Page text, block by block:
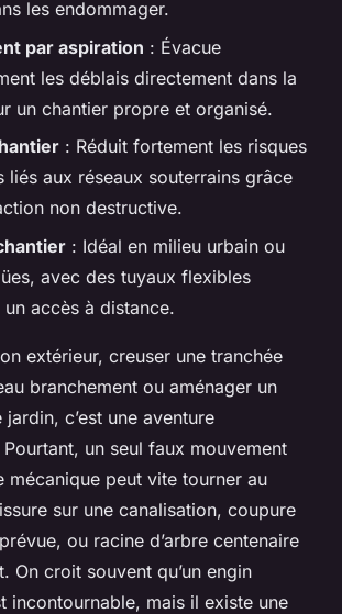
les endommager.
par aspiration : Évacue
les déblais directement dans la
un chantier propre et organisé.
: Réduit fortement les risques
liés aux réseaux souterrains grâce
non destructive.
: Idéal en milieu urbain ou
avec des tuyaux flexibles
accès à distance.
extérieur, creuser une tranchée
branchement ou aménager un
c’est une aventure
un seul faux mouvement
mécanique peut vite tourner au
sur une canalisation, coupure
ou racine d’arbre centenaire
On croit souvent qu’un engin
incontournable, mais il existe une